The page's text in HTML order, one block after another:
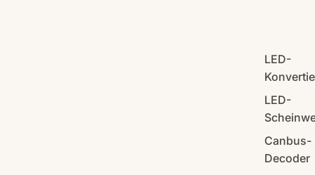
LED-
LED-
Canbus-
Decoder